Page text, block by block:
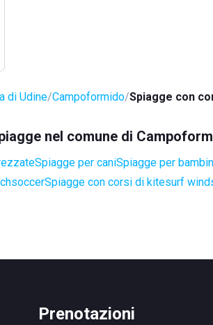
di Udine Campoformido Spiagge con
nel comune di
Spiagge per caniSpiagge per
Spiagge con corsi di kitesurf
Prenotazioni